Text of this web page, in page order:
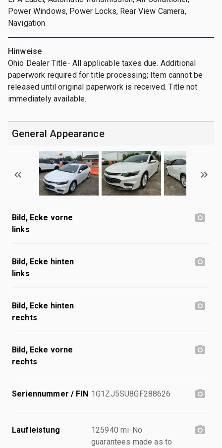
Power Windows, Power Locks, Rear View Camera,
Navigation
Hinweise
Ohio Dealer Title- All applicable taxes due. Additional
paperwork required for title processing; Item cannot be
released until original paperwork is received. Title not
immediately available.
General Appearance
Bild, Ecke vorne
links
Bild, Ecke hinten
links
Bild, Ecke hinten
rechts
Bild, Ecke vorne
rechts
Seriennummer / FIN 1G1ZJ5SU8GF288626
Laufleistung
125940 mi-No
guarantees made as to